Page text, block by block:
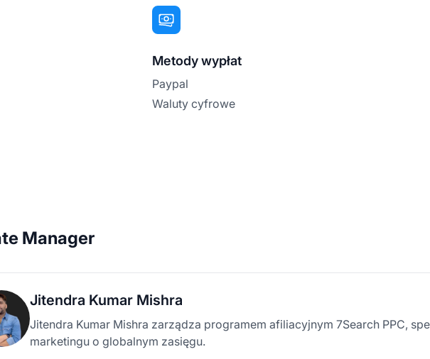
Metody wypłat
Paypal
Waluty cyfrowe
Manager
Jitendra Kumar Mishra
Jitendra Kumar Mishra zarządza programem afiliacyjnym 7Search PPC,
marketingu o globalnym zasięgu.